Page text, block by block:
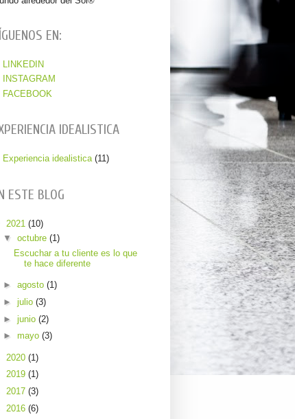
EN:
LINKEDIN
INSTAGRAM
FACEBOOK
IDEALISTICA
Experiencia idealistica (11)
ESTE BLOG
2021 (10)
▼ octubre (1)
Escuchar a tu cliente es lo que
te hace diferente
► agosto (1)
► julio (3)
► junio (2)
► mayo (3)
2020 (1)
2019 (1)
2017 (3)
2016 (6)